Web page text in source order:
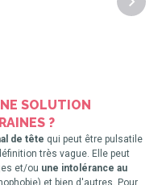
SOLUTION
?
de tête qui peut être pulsatile
très vague. Elle peut
et/ou une intolérance au
et bien d'autres. Pour